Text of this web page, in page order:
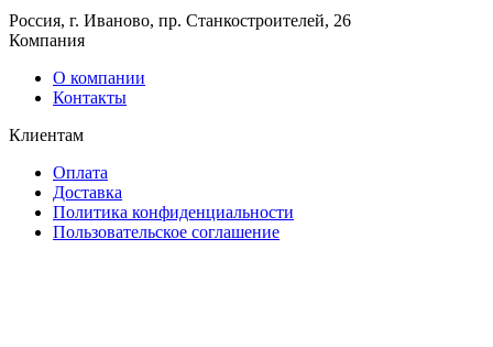
Россия, г. Иваново, пр. Станкостроителей, 26
Компания
О компании
Контакты
Клиентам
Оплата
Доставка
Политика конфиденциальности
Пользовательское соглашение